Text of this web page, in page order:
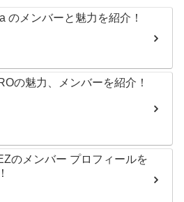
のメンバーと魅力を紹介！
の魅力、メンバーを紹介！
のメンバー プロフィールを